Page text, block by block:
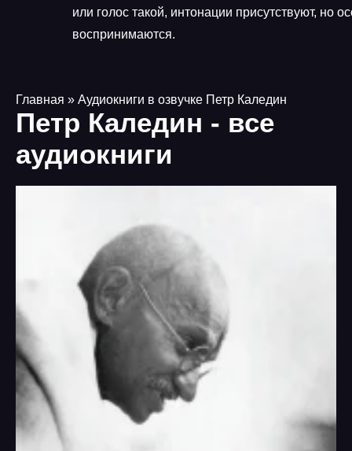
или голос такой, интонации присутствуют, но
воспринимаются.
Главная » Аудиокниги в озвучке Петр Каледин
Петр Каледин - все
аудиокниги